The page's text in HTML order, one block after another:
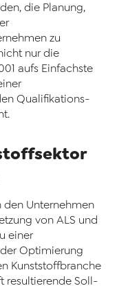
die Planung,
zu
nur die
aufs Einfachste
Qualifikations-
den Unternehmen
von ALS und
einer
Optimierung
Kunststoffbranche
resultierende Soll-